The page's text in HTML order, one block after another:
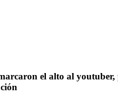
el alto al youtuber,